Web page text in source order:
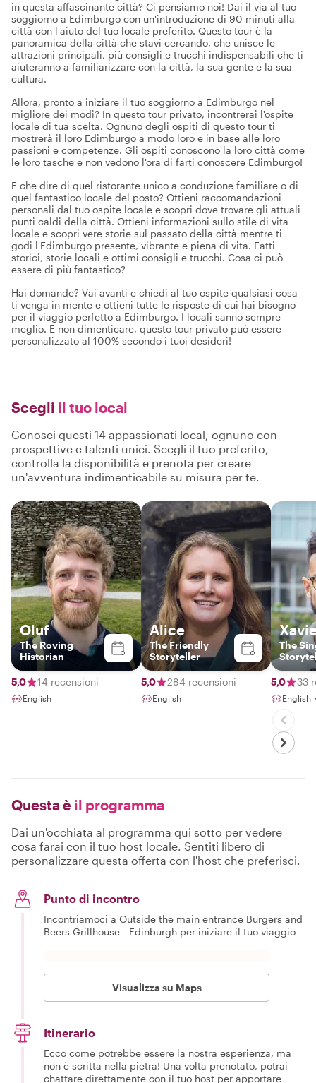
in questa affascinante città? Ci pensiamo noi! Dai il via al tuo
soggiorno a Edimburgo con un'introduzione di 90 minuti alla
città con l'aiuto del tuo locale preferito. Questo tour è la
panoramica della città che stavi cercando, che unisce le
attrazioni principali, più consigli e trucchi indispensabili che ti
aiuteranno a familiarizzare con la città, la sua gente e la sua
cultura.
Allora, pronto a iniziare il tuo soggiorno a Edimburgo nel
migliore dei modi? In questo tour privato, incontrerai l'ospite
locale di tua scelta. Ognuno degli ospiti di questo tour ti
mostrerà il loro Edimburgo a modo loro e in base alle loro
passioni e competenze. Gli ospiti conoscono la loro città come
le loro tasche e non vedono l'ora di farti conoscere Edimburgo!
E che dire di quel ristorante unico a conduzione familiare o di
quel fantastico locale del posto? Ottieni raccomandazioni
personali dal tuo ospite locale e scopri dove trovare gli attuali
punti caldi della città. Ottieni informazioni sullo stile di vita
locale e scopri vere storie sul passato della città mentre ti
godi l'Edimburgo presente, vibrante e piena di vita. Fatti
storici, storie locali e ottimi consigli e trucchi. Cosa ci può
essere di più fantastico?
Hai domande? Vai avanti e chiedi al tuo ospite qualsiasi cosa
ti venga in mente e ottieni tutte le risposte di cui hai bisogno
per il viaggio perfetto a Edimburgo. I locali sanno sempre
meglio. E non dimenticare, questo tour privato può essere
personalizzato al 100% secondo i tuoi desideri!
Scegli il tuo local
Conosci questi 14 appassionati local, ognuno con
prospettive e talenti unici. Scegli il tuo preferito,
controlla la disponibilità e prenota per creare
un'avventura indimenticabile su misura per te.
Oluf
The Roving
Historian
5,0 14 recensioni
English
Alice
The Friendly
Storyteller
5,0 284 recensioni
English
The
5,0 33
English
Questa è il programma
Dai un'occhiata al programma qui sotto per vedere
cosa farai con il tuo host locale. Sentiti libero di
personalizzare questa offerta con l'host che preferisci.
Punto di incontro
Incontriamoci a Outside the main entrance Burgers and
Beers Grillhouse - Edinburgh per iniziare il tuo viaggio
Visualizza su Maps
Itinerario
Ecco come potrebbe essere la nostra esperienza, ma
non è scritta nella pietra! Una volta prenotato, potrai
chattare direttamente con il tuo host per apportare